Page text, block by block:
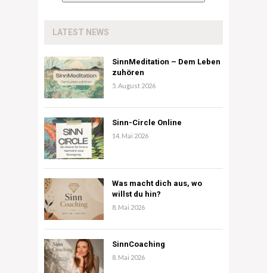
LATEST NEWS
SinnMeditation – Dem Leben
zuhören
5. August 2026
Sinn-Circle Online
14. Mai 2026
Was macht dich aus, wo
willst du hin?
8. Mai 2026
SinnCoaching
8. Mai 2026